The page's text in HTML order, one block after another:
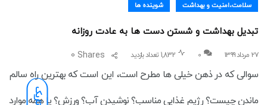
سلامت،امنیت و بهداشت شوینده ها
تبدیل بهداشت و شستن دست ها به عادت روزانه
۲۷ مرداد ۱۳۹۹ 0 1,832 تعداد بازدید Shares
0
سوالی که در ذهن خیلی ها مطرح است، این است که بهترین راه سالم
ماندن چیست؟ رژیم غذایی مناسب؟ نوشیدن آب؟ ورزش؟ یا همه موارد